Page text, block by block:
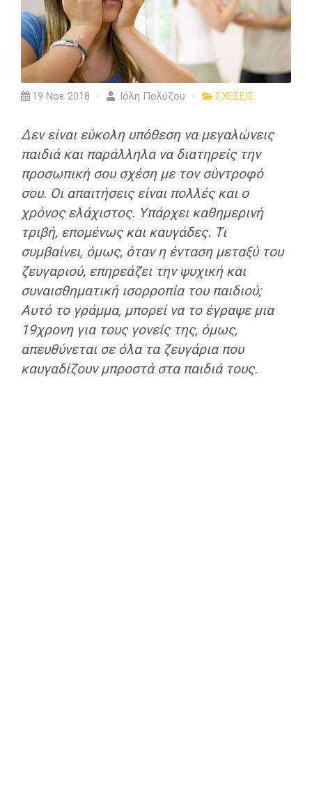
19 Νοε 2018 Ιόλη Πολύζου ΣΧΕΣΕΙΣ
Δεν είναι εύκολη υπόθεση να μεγαλώνεις
παιδιά και παράλληλα να διατηρείς την
προσωπική σου σχέση με τον σύντροφό
σου. Οι απαιτήσεις είναι πολλές και ο
χρόνος ελάχιστος. Υπάρχει καθημερινή
τριβή, επομένως και καυγάδες. Tι
συμβαίνει, όμως, όταν η ένταση μεταξύ του
ζευγαριού, επηρεάζει την ψυχική και
συναισθηματική ισορροπία του παιδιού;
Αυτό το γράμμα, μπορεί να το έγραψε μια
19χρονη για τους γονείς της, όμως,
απευθύνεται σε όλα τα ζευγάρια που
καυγαδίζουν μπροστά στα παιδιά τους.